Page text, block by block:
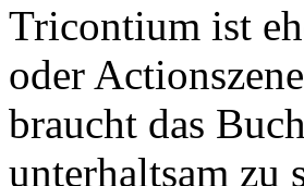
Tricontium ist
oder
braucht das
unterhaltsam zu